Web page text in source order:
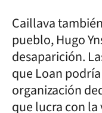
Caillava
pueblo, Hugo
desaparición.
que Loan
organización
que lucra con